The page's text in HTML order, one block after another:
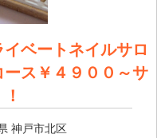
ベートネイルサロ
ス￥４９００～サ
神戸市北区